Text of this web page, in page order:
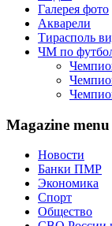
Галерея фото
Акварели
Тирасполь
ЧМ по
Magazine menu
Новости
Банки ПМР
Экономика
Спорт
Общество